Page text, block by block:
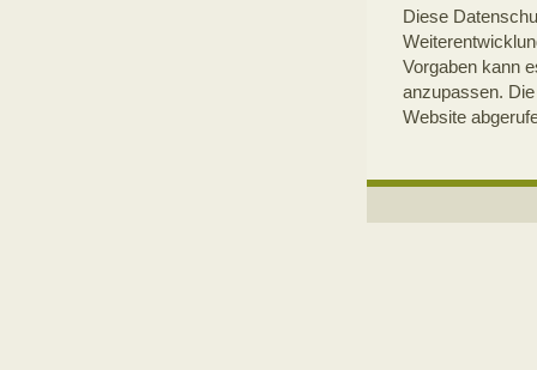
Diese
Vorgaben kann
anzupassen.
Website